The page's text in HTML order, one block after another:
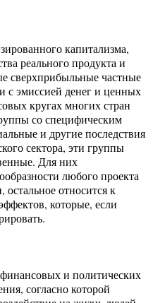
капитализма,
реального продукта и
сверхприбыльные частные
с эмиссией денег и ценных
кругах многих стран
со специфическим
и другие последствия
сектора, эти группы
Для них
любого проекта
остальное относится к
которые, если
и политических
согласно которой